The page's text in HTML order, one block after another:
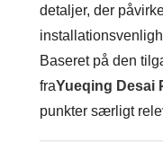
detaljer, der
Baseret på den
fraYueqing Desai
punkter særligt